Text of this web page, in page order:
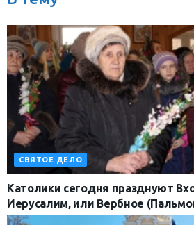
СВЯТОЕ ДЕЛО
Католики сегодня празднуют
Иерусалим, или Вербное